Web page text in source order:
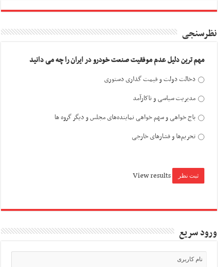
نظرسنجی
مهم ترین دلیل عدم موفقیت صنعت خودرو در ایران را چه می دانید
دخالت دولت و قیمت گذاری دستوری
مدیریت سیاسی و ناکارآمد
باج خواهی و سهم خواهی نماینده‌های مجلس و دیگر گروه ها
تحریم‌ها و فشارهای خارجی
View results
ورود سریع